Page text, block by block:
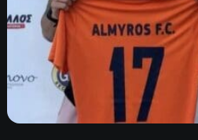
Α2 ΕΠΣΗ
Β1 ΕΠΣΗ
Β2 ΕΠΣΗ